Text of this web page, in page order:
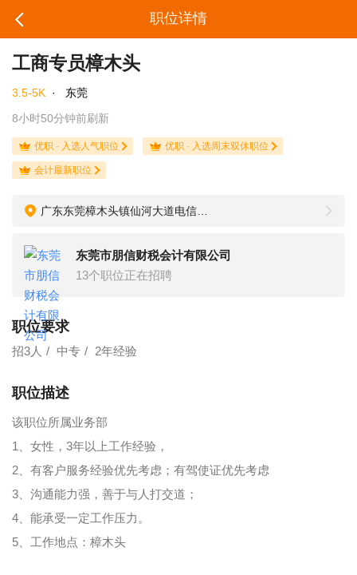
职位详情
工商专员樟木头
3.5-5K ·
东莞
8小时50分钟前刷新
优职 · 入选人气职位 优职 · 入选周末双休职位
会计最新职位
东莞市朋信财税会计有限公司
13个职位正在招聘
职位要求
招3人 中专 2年经验
职位描述
该职位所属业务部
1、女性，3年以上工作经验，
2、有客户服务经验优先考虑；有驾使证优先考虑
3、沟通能力强，善于与人打交道；
4、能承受一定工作压力。
5、工作地点：樟木头